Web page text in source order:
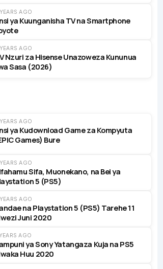
AGO
ya Kuunganisha TV na Smartphone
AGO
Nzuri za Hisense Unazoweza Kununua
Sasa (2026)
AGO
ya Kudownload Game za Kompyuta
Games) Bure
AGO
Sifa, Muonekano, na Bei ya
5 (PS5)
AGO
na Playstation 5 (PS5) Tarehe 11
Juni 2020
AGO
ya Sony Yatangaza Kuja na PS5
Huu 2020